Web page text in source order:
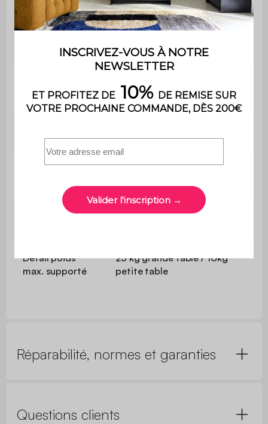
les pieds
supporté
grande table
Ø 70 x 38 cm - 9,9 kg
petite table
Dimensions des
Epaisseur des
Détail poids
max. supporté
25 kg grande table / 10kg
petite table
Réparabilité, normes et garanties
Questions clients